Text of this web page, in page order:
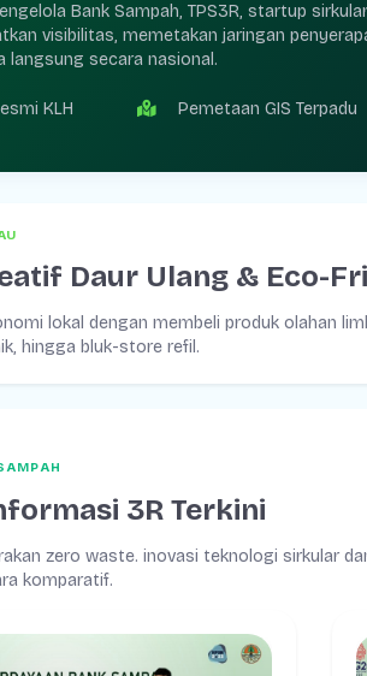
Bank Sampah, TPS3R, startup
visibilitas, memetakan jaringan
langsung secara nasional.
KLH Pemetaan GIS Terpadu
Daur Ulang & Eco-
lokal dengan membeli produk olahan
hingga bluk-store refil.
3R Terkini
zero waste. inovasi teknologi sirkular
komparatif.